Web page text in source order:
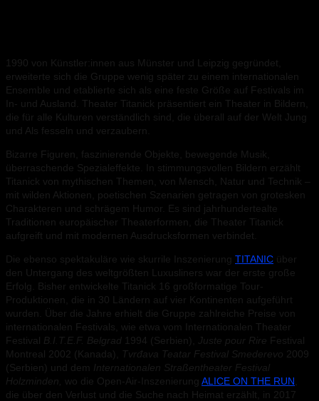
1990 von Künstler:innen aus Münster und Leipzig gegründet,
erweiterte sich die Gruppe wenig später zu einem internationalen
Ensemble und etablierte sich als eine feste Größe auf Festivals im
In- und Ausland. Theater Titanick präsentiert ein Theater in Bildern,
die für alle Kulturen verständlich sind, die überall auf der Welt Jung
und Als fesseln und verzaubern.
Bizarre Figuren, faszinierende Objekte, bewegende Musik,
überraschende Spezialeffekte. In stimmungsvollen Bildern erzählt
Titanick von mythischen Themen, von Mensch, Natur und Technik –
mit wilden Aktionen, poetischen Szenarien getragen von grotesken
Charakteren und schrägem Humor. Es sind jahrhundertealte
Traditionen europäischer Theaterformen, die Theater Titanick
aufgreift und mit modernen Ausdrucksformen verbindet.
Die ebenso spektakuläre wie skurrile Inszenierung TITANIC über
den Untergang des weltgrößten Luxusliners war der erste große
Erfolg. Bisher entwickelte Titanick 16 großformatige Tour-
Produktionen, die in 30 Ländern auf vier Kontinenten aufgeführt
wurden. Über die Jahre erhielt die Gruppe zahlreiche Preise von
internationalen Festivals, wie etwa vom Internationalen Theater
Festival B.I.T.E.F. Belgrad 1994 (Serbien), Juste pour Rire Festival
Montreal 2002 (Kanada),
Tvrđava Teatar Festival Smederevo 2009
(Serbien) und dem Internationalen Straßentheater Festival
Holzminden,
wo die Open-Air-Inszenierung ALICE ON THE RUN
die über den Verlust und die Suche nach Heimat erzählt, in 2017